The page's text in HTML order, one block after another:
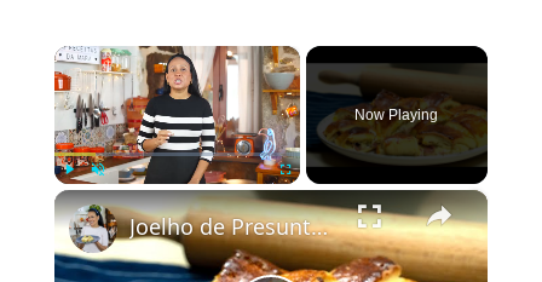
×
Play Unmute
Now Playing
×
Joelho de Presunto e Queijo: Receita de Enroladinho Fofinho